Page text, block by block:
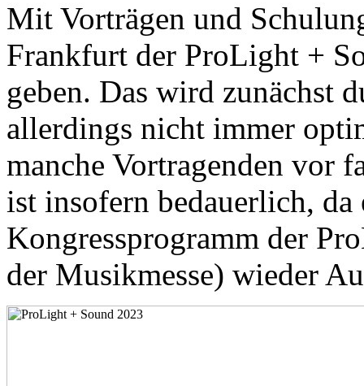
Mit Vorträgen und
Frankfurt der ProLight +
geben. Das wird zunächst
allerdings nicht immer
manche Vortragenden vor
ist insofern bedauerlich, da
Kongressprogramm der
der Musikmesse) wieder